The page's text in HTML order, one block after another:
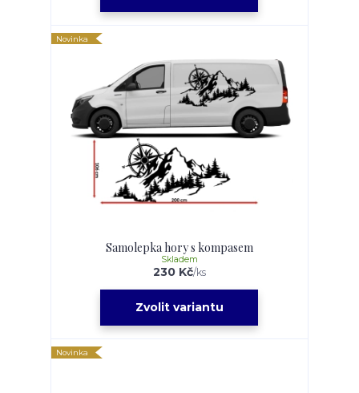
Novinka
Samolepka hory s kompasem
230 Kč/ks
Skladem
Zvolit variantu
Novinka